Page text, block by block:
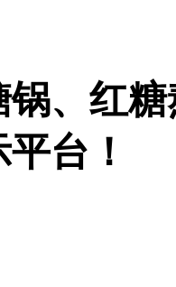
、红
台！